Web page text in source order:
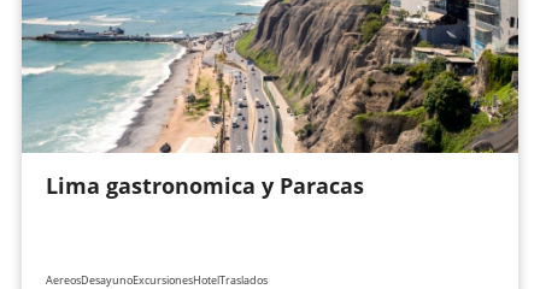
Lima gastronomica y Paracas
AereosDesayunoExcursionesHotelTraslados